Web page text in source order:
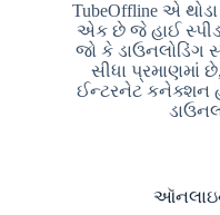
TubeOffline એ
એક છે જે હાઈ સ્પીડ
જો કે ડાઉનલોડિંગ
સીધા પ્રમાણમાં
ઈન્ટરનેટ કનેક્શન